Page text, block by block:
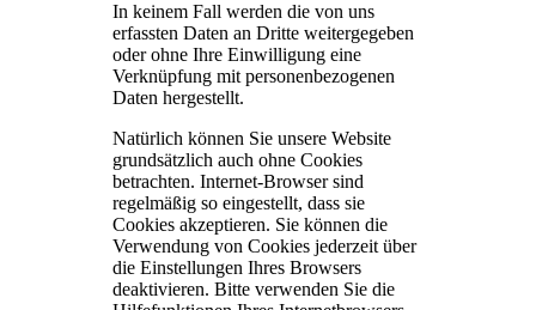
In keinem Fall werden die von uns
erfassten Daten an Dritte weitergegeben
oder ohne Ihre Einwilligung eine
Verknüpfung mit personenbezogenen
Daten hergestellt.
Natürlich können Sie unsere Website
grundsätzlich auch ohne Cookies
betrachten. Internet-Browser sind
regelmäßig so eingestellt, dass sie
Cookies akzeptieren. Sie können die
Verwendung von Cookies jederzeit über
die Einstellungen Ihres Browsers
deaktivieren. Bitte verwenden Sie die